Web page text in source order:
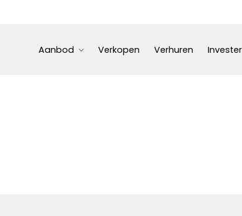
Aanbod Verkopen Verhuren